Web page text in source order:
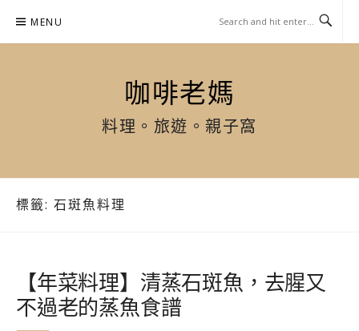
content
MENU
咖啡老媽
料理。旅遊。親子窩
標籤: 石斑魚料理
【年菜料理】清蒸石斑魚，去腥又
不過老的蒸魚食譜